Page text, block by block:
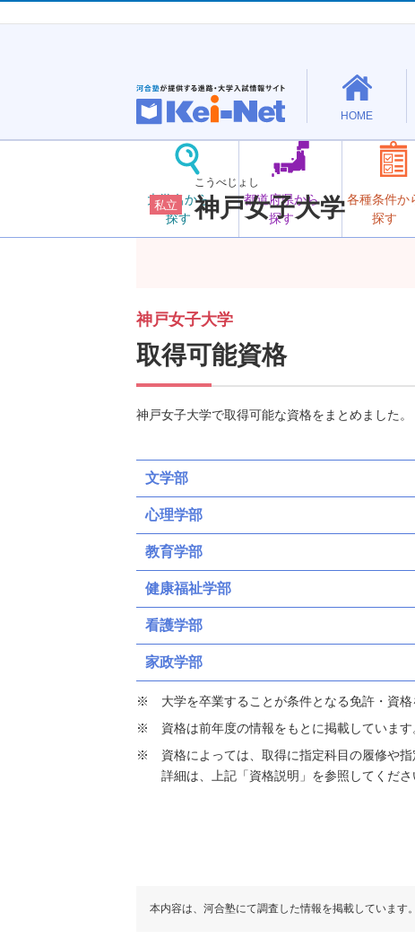
HOME
大学名から
探す
都道府県から
探す
各種条件か
探す
私立
こうべじょし
神戸女子大学
神戸女子大学
取得可能資格
神戸女子大学で取得可能な資格をまとめました。
文学部
心理学部
教育学部
健康福祉学部
看護学部
家政学部
大学を卒業することが条件となる免許・資
資格は前年度の情報をもとに掲載していま
資格によっては、取得に指定科目の履修や
詳細は、上記「資格説明」を参照してくださ
本内容は、河合塾にて調査した情報を掲載しています